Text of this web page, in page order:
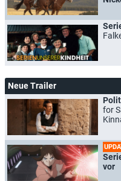
Neue Trailer
for
vor